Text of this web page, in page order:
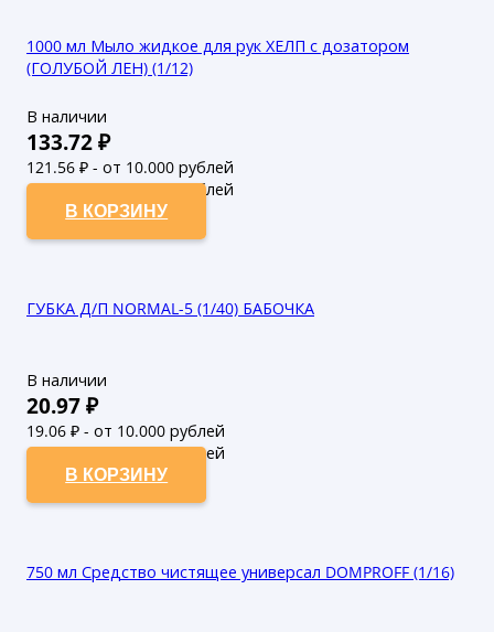
1000 мл Мыло жидкое для рук ХЕЛП с дозатором
(ГОЛУБОЙ ЛЕН) (1/12)
В наличии
133.72₽
121.56 ₽ - от 10.000 рублей
110.51₽ - от 50.000 рублей
В КОРЗИНУ
ГУБКА Д/П NORMAL-5 (1/40) БАБОЧКА
В наличии
20.97₽
19.06 ₽ - от 10.000 рублей
17.33₽ - от 50.000 рублей
В КОРЗИНУ
750 мл Средство чистящее универсал DOMPROFF (1/16)